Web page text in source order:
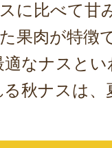
に比べて甘
果肉が特徴
なナスと
秋ナスは